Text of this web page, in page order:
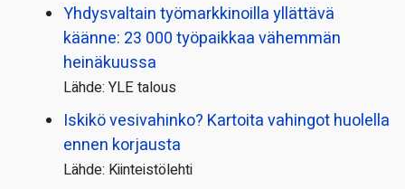
Yhdysvaltain työmarkkinoilla yllättävä
käänne: 23 000 työpaikkaa vähemmän
heinäkuussa
Lähde: YLE talous
Iskikö vesivahinko? Kartoita vahingot huolella
ennen korjausta
Lähde: Kiinteistölehti